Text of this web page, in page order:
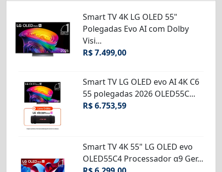
Smart TV 4K LG OLED 55"
Polegadas Evo AI com Dolby
Visi...
R$ 7.499,00
Smart TV LG OLED evo AI 4K C6
55 polegadas 2026 OLED55C...
R$ 6.753,59
Smart TV 4K 55" LG OLED evo
OLED55C4 Processador α9 Ger...